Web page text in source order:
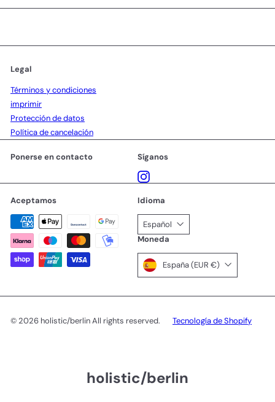
Legal
Términos y condiciones
imprimir
Protección de datos
Política de cancelación
Ponerse en contacto
Síganos
Instagram
Aceptamos Idioma
Español
Moneda
España (EUR €)
© 2026 holistic/berlin All rights reserved. Tecnología de Shopify
holistic/berlin